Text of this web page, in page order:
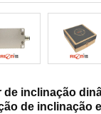
de inclinação
de inclinação